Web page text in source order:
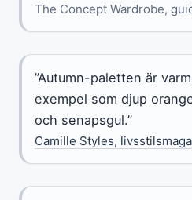
The Concept Wardrobe,
”Autumn-paletten är
exempel som djup
och senapsgul.”
Camille Styles,